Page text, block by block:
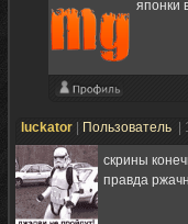
японки
luckator | Пользователь |
скрины
правда